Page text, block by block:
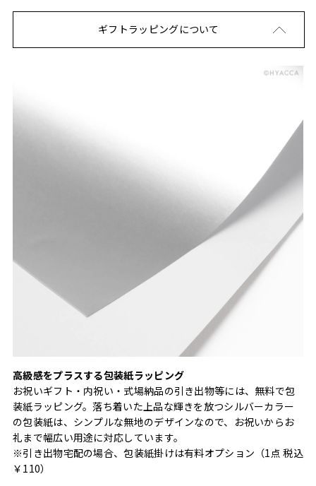
ギフトラッピングについて
高級感をプラスする包装紙ラッピング
お祝いギフト・内祝い・式場納品の引き出物等には、無料で包
装紙ラッピング。落ち着いた上品な輝きを放つシルバーカラー
の包装紙は、シンプルな無地のデザインなので、お祝いからお
礼まで幅広い用途に対応しています。
※引き出物宅配の場合、包装紙掛けは有料オプション（1点 税込
￥110）